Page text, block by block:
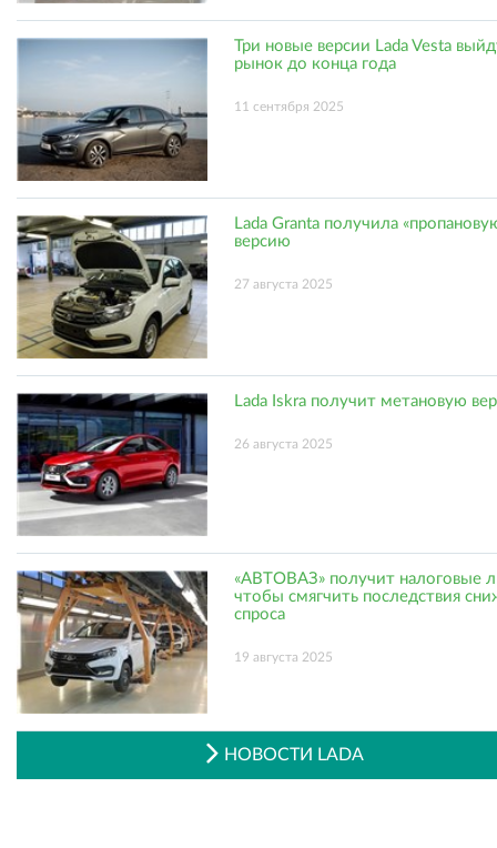
Три новые версии Lada Vesta
рынок до конца года
11 сентября 2025
Lada Granta получила
версию
27 августа 2025
Lada Iskra получит метановую
26 августа 2025
«АВТОВАЗ» получит налоговые
чтобы смягчить последствия
спроса
19 августа 2025
НОВОСТИ LADA